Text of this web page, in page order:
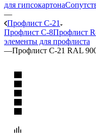
для гипсокартона
—
Профлист C-21
Профлист C-8Профлист
элементы для профлиста
—Профлист C-21 RAL